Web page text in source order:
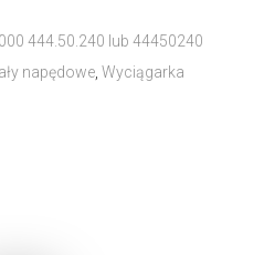
444.50.240 lub 44450240
napędowe, Wyciągarka